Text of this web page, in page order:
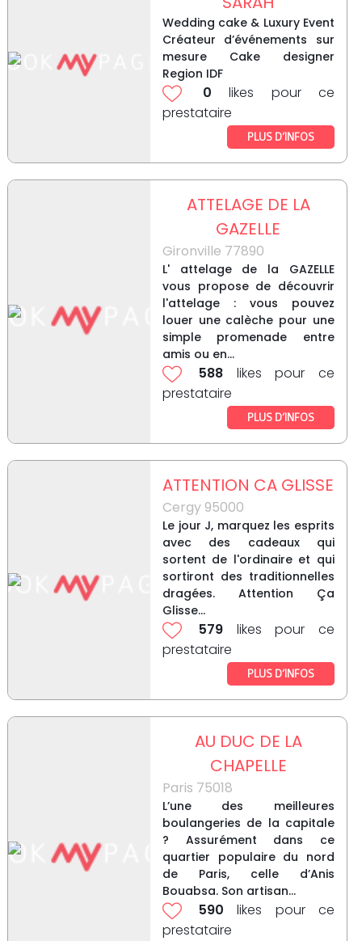
Wedding cake & Luxury Event
Créateur d’événements sur
mesure Cake designer
Region IDF
0 likes pour ce
prestataire
PLUS D’INFOS
ATTELAGE DE LA
GAZELLE
Gironville 77890
L' attelage de la GAZELLE
vous propose de découvrir
l'attelage : vous pouvez
louer une calèche pour une
simple promenade entre
amis ou en...
588 likes pour ce
prestataire
PLUS D’INFOS
ATTENTION CA GLISSE
Cergy 95000
Le jour J, marquez les esprits
avec des cadeaux qui
sortent de l'ordinaire et qui
sortiront des traditionnelles
dragées. Attention Ça
Glisse...
579 likes pour ce
prestataire
PLUS D’INFOS
AU DUC DE LA
CHAPELLE
Paris 75018
L’une des meilleures
boulangeries de la capitale
? Assurément dans ce
quartier populaire du nord
de Paris, celle d’Anis
Bouabsa. Son artisan...
590 likes pour ce
prestataire